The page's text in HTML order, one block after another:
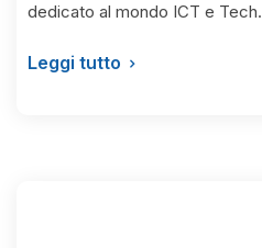
dedicato al mondo ICT e Tech.
Leggi tutto